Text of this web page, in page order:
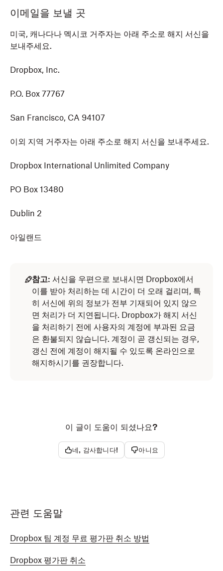
이메일을 보낼 곳
미국, 캐나다나 멕시코 거주자는 아래 주소로 해지 서신을
보내주세요.
Dropbox, Inc.
P.O. Box 77767
San Francisco, CA 94107
이외 지역 거주자는 아래 주소로 해지 서신을 보내주세요.
Dropbox International Unlimited Company
PO Box 13480
Dublin 2
아일랜드
참고: 서신을 우편으로 보내시면 Dropbox에서
이를 받아 처리하는 데 시간이 더 오래 걸리며, 특
히 서신에 위의 정보가 전부 기재되어 있지 않으
면 처리가 더 지연됩니다. Dropbox가 해지 서신
을 처리하기 전에 사용자의 계정에 부과된 요금
은 환불되지 않습니다. 계정이 곧 갱신되는 경우,
갱신 전에 계정이 해지될 수 있도록 온라인으로
해지하시기를 권장합니다.
이 글이 도움이 되셨나요?
네, 감사합니다! 아니요
관련 도움말
Dropbox 팀 계정 무료 평가판 취소 방법
Dropbox 평가판 취소